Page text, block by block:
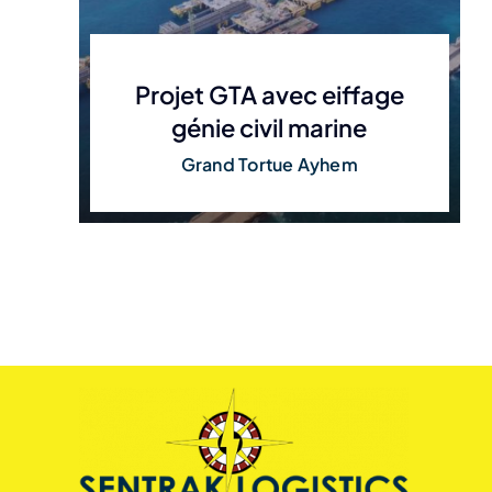
Projet GTA avec eiffage
génie civil marine
Grand Tortue Ayhem